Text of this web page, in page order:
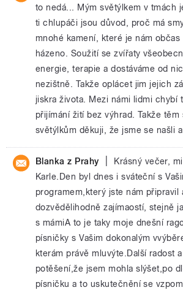
to nedá... Mým světýlkem v tmách
ti chlupáči jsou důvod, proč má
mnohé kamení, které je nám občas
házeno. Soužití se zvířaty
energie, terapie a dostáváme od
nezištně. Takže oplácet jim jejich
jiskra života. Mezi námi lidmi chybí
přijímání žití bez výhrad. Takže těm
světýlkům děkuji, že jsme se našli a
Blanka z Prahy
Krásný večer,
Karle.Den byl dnes i sváteční s
programem,který jste nám připravil
dozvědělihodně zajímaostí, stejně
s mámiA to je taky moje dnešní
písničky s Vašim dokonalým
kterám právě mluvýte.Další radost
potěšení,že jsem mohla slýšet,po
písničku a to uskutečnění se